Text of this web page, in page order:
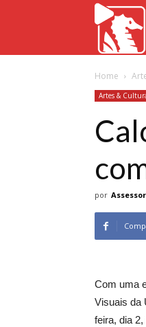
Home
Artes &
por
Com uma
Visuais da
feira, dia